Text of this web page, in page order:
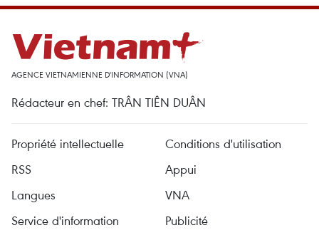
AGENCE VIETNAMIENNE D'INFORMATION (VNA)
Rédacteur en chef: TRÂN TIÊN DUÂN
Propriété intellectuelle
Conditions d'utilisation
RSS
Appui
Langues
VNA
Service d'information
Publicité